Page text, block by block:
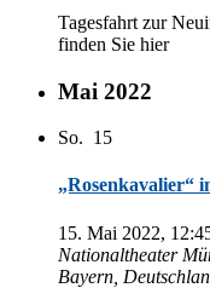
Ta­ges­fahrt zur
fin­den Sie hier
Mai 2022
So. 15
„Rosenkavalier“
15. Mai 2022,
Na­tio­nal­thea­ter
Bay­ern,